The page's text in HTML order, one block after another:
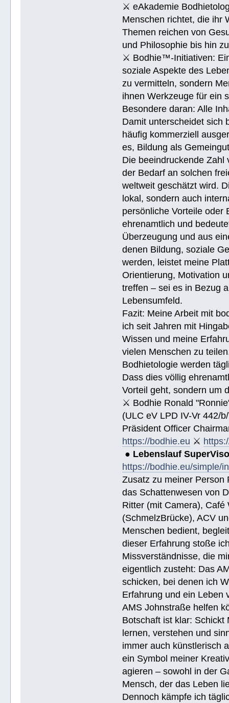
⚔ eAkademie
Menschen richtet, die ihr
Themen reichen von
und Philosophie bis hin
⚔ Bodhie™-Initiativen:
soziale Aspekte des
zu vermitteln, sondern
ihnen Werkzeuge für ein
Besondere daran: Alle
Damit unterscheidet sich
häufig kommerziell
es, Bildung als
Die beeindruckende Zahl
der Bedarf an solchen
weltweit geschätzt wird.
lokal, sondern auch
persönliche Vorteile oder
ehrenamtlich und
Überzeugung und aus
denen Bildung, soziale
werden, leistet meine
Orientierung, Motivation
treffen – sei es in Bezug
Lebensumfeld.
Fazit: Meine Arbeit mit
ich seit Jahren mit
Wissen und meine
vielen Menschen zu
Bodhietologie werden
Dass dies völlig
Vorteil geht, sondern um
⚔ Bodhie Ronald
(ULC eV LPD IV-Vr 442/
Präsident Officer
https://bodhie.eu ⚔
● Lebenslauf
https://bodhie.eu/simple/
Zusatz zu meiner Person
das Schattenwesen von
Ritter (mit Camera), Café
(SchmelzBrücke), ACV
Menschen bedient,
dieser Erfahrung stoße
Missverständnisse, die
eigentlich zusteht: Das
schicken, bei denen ich
Erfahrung und ein Leben
AMS Johnstraße helfen
Botschaft ist klar: Schickt
lernen, verstehen und
immer auch künstlerisch
ein Symbol meiner
agieren – sowohl in der
Mensch, der das Leben
Dennoch kämpfe ich